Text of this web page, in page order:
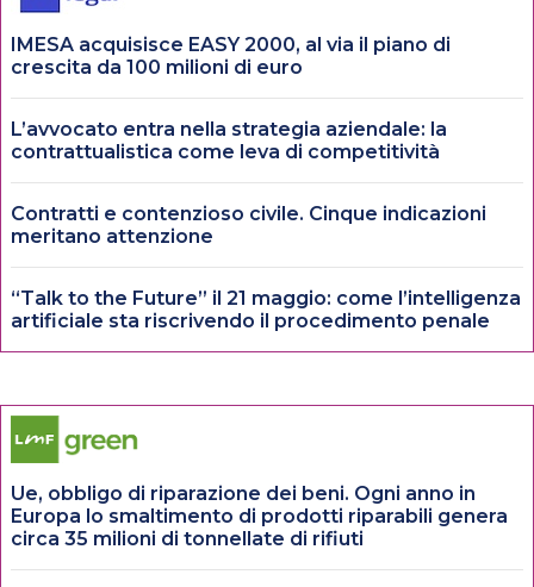
IMESA acquisisce EASY 2000, al via il piano di
crescita da 100 milioni di euro
L’avvocato entra nella strategia aziendale: la
contrattualistica come leva di competitività
Contratti e contenzioso civile. Cinque indicazioni
meritano attenzione
“Talk to the Future” il 21 maggio: come l’intelligenza
artificiale sta riscrivendo il procedimento penale
Ue, obbligo di riparazione dei beni. Ogni anno in
Europa lo smaltimento di prodotti riparabili genera
circa 35 milioni di tonnellate di rifiuti